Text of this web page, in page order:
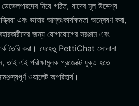
নিয়ে গঠিত, যাদের মূল উদ্দেশ্য
এবং ভাষার আন্তঃকার্যক্ষমতা অন্বেষণ করা,
জন্য যোগাযোগের সরঞ্জাম এবং
তৈরি করা। যেহেতু PettiChat সোলানা
তাই এই পরীক্ষামূলক প্রজেক্টে যুক্ত হতে
ওয়ালেট অপরিহার্য।